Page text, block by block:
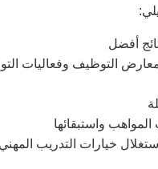
أفضل
التوظيف وفعاليات
واستبقائها
خيارات التدريب المهني